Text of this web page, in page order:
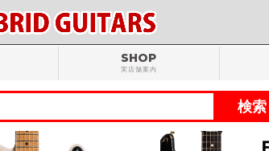
SHOP
実店舗案内